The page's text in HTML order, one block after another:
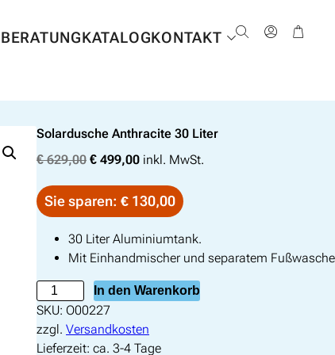
BERATUNGKATALOGKONTAKT
Solardusche Anthracite 30 Liter
€629,00 U
s
p
r
ü
g
l
i
c
€ 499,00A
t
u
e
l
e
P
r
inkl. MwSt.
Sie sparen: € 130,00
30 Liter Aluminiumtank.
Mit Einhandmischer und separatem
o
l
a
In den Warenkorb
SKU: O00227
zzgl. Versandkosten
Lieferzeit: ca. 3-4 Tage